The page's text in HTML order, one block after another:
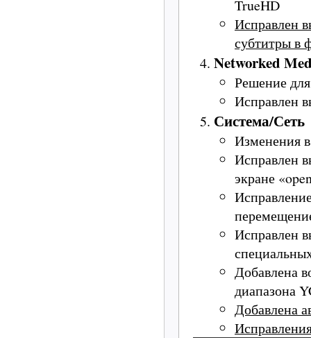
TrueHD
Исправлен
субтитры в
Networked
Решение
Исправлен
Система/Сеть
Изменения
Исправлен
экране
Исправлен
Добавлена
диапазона
Добавлена